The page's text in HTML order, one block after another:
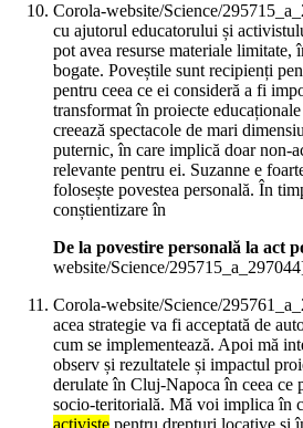
Corola-website/Science/
cu ajutorul educatorului și
pot avea resurse materiale limitate,
bogate. Poveștile sunt recipienți
pentru ceea ce ei consideră a fi
transformat în proiecte
creează spectacole de mari
puternic, în care implică doar non-
relevante pentru ei. Suzanne e
folosește povestea personală. În
conștientizare în
De la povestire personală la act
website/Science/295715_a_297044]
Corola-website/Science/
acea strategie va fi acceptată de
cum se implementează. Apoi mă
observ și rezultatele și impactul
derulate în Cluj-Napoca în ceea ce
socio-teritorială. Mă voi implica în